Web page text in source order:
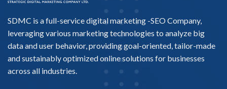
SDMC is a full-service digital marketing -SEO Company,
leveraging various marketing technologies to analyze big
data and user behavior, providing goal-oriented, tailor-made
and sustainably optimized online solutions for businesses
across all industries.